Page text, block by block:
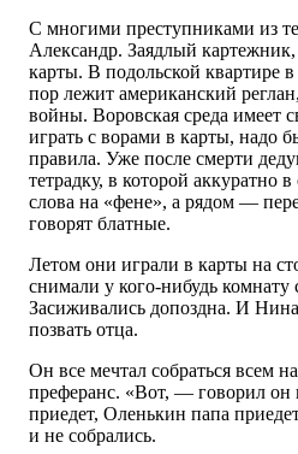
С многими преступниками из
Александр. Заядлый
карты. В подольской квартире
пор лежит американский
войны. Воровская среда имеет
играть с ворами в карты, надо
правила. Уже после смерти
тетрадку, в которой аккуратно
слова на «фене», а рядом —
говорят блатные.
Летом они играли в карты на
снимали у кого-нибудь комнату
Засиживались допоздна. И
позвать отца.
Он все мечтал собраться всем
преферанс. «Вот, — говорил
приедет, Оленькин папа
и не собрались.